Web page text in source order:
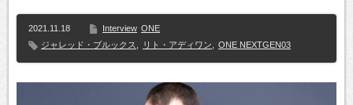
2021.11.18 Interview ONE
ジャレッド・ブルックス
リト・アディワン ONE NEXTGEN03